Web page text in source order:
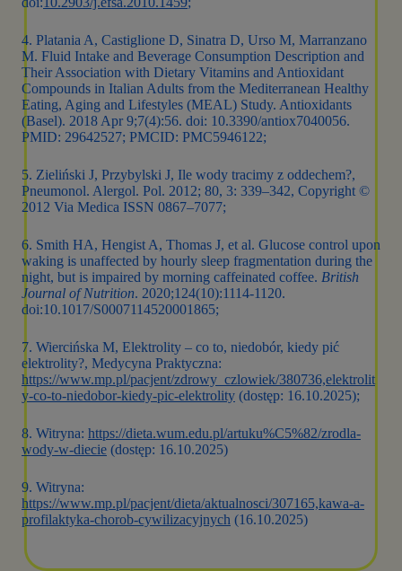
4. Platania A, Castiglione D, Sinatra D, Urso M, Marranzano
M. Fluid Intake and Beverage Consumption Description and
Their Association with Dietary Vitamins and Antioxidant
Compounds in Italian Adults from the Mediterranean Healthy
Eating, Aging and Lifestyles (MEAL) Study. Antioxidants
(Basel). 2018 Apr 9;7(4):56. doi: 10.3390/antiox7040056.
PMID: 29642527; PMCID: PMC5946122;
5. Zieliński J, Przybylski J, Ile wody tracimy z oddechem?,
Pneumonol. Alergol. Pol. 2012; 80, 3: 339–342, Copyright ©
2012 Via Medica ISSN 0867–7077;
6. Smith HA, Hengist A, Thomas J, et al. Glucose control upon
waking is unaffected by hourly sleep fragmentation during the
night, but is impaired by morning caffeinated coffee. British
Journal of Nutrition. 2020;124(10):1114-1120.
doi:10.1017/S0007114520001865;
7. Wiercińska M, Elektrolity – co to, niedobór, kiedy pić
elektrolity?, Medycyna Praktyczna:
https://www.mp.pl/pacjent/zdrowy_czlowiek/380736,elektrolit
y-co-to-niedobor-kiedy-pic-elektrolity (dostęp: 16.10.2025);
8. Witryna: https://dieta.wum.edu.pl/artuku%C5%82/zrodla-
wody-w-diecie (dostęp: 16.10.2025)
9. Witryna:
https://www.mp.pl/pacjent/dieta/aktualnosci/307165,kawa-a-
profilaktyka-chorob-cywilizacyjnych (16.10.2025)